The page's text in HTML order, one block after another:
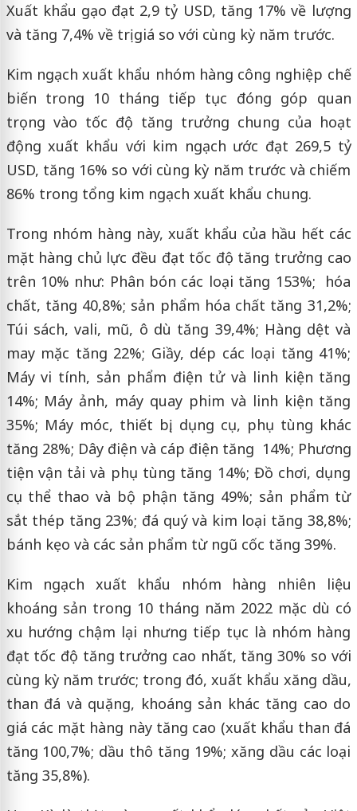
Xuất khẩu gạo đạt 2,9 tỷ USD, tăng 17% về lượng
và tăng 7,4% về trị giá so với cùng kỳ năm trước.
Kim ngạch xuất khẩu nhóm hàng công nghiệp chế
biến trong 10 tháng tiếp tục đóng góp quan
trọng vào tốc độ tăng trưởng chung của hoạt
động xuất khẩu với kim ngạch ước đạt 269,5 tỷ
USD, tăng 16% so với cùng kỳ năm trước và chiếm
86% trong tổng kim ngạch xuất khẩu chung.
Trong nhóm hàng này, xuất khẩu của hầu hết các
mặt hàng chủ lực đều đạt tốc độ tăng trưởng cao
trên 10% như: Phân bón các loại tăng 153%; hóa
chất, tăng 40,8%; sản phẩm hóa chất tăng 31,2%;
Túi sách, vali, mũ, ô dù tăng 39,4%; Hàng dệt và
may mặc tăng 22%; Giầy, dép các loại tăng 41%;
Máy vi tính, sản phẩm điện tử và linh kiện tăng
14%; Máy ảnh, máy quay phim và linh kiện tăng
35%; Máy móc, thiết bị, dụng cụ, phụ tùng khác
tăng 28%; Dây điện và cáp điện tăng 14%; Phương
tiện vận tải và phụ tùng tăng 14%; Đồ chơi, dụng
cụ thể thao và bộ phận tăng 49%; sản phẩm từ
sắt thép tăng 23%; đá quý và kim loại tăng 38,8%;
bánh kẹo và các sản phẩm từ ngũ cốc tăng 39%.
Kim ngạch xuất khẩu nhóm hàng nhiên liệu
khoáng sản trong 10 tháng năm 2022 mặc dù có
xu hướng chậm lại nhưng tiếp tục là nhóm hàng
đạt tốc độ tăng trưởng cao nhất, tăng 30% so với
cùng kỳ năm trước; trong đó, xuất khẩu xăng dầu,
than đá và quặng, khoáng sản khác tăng cao do
giá các mặt hàng này tăng cao (xuất khẩu than đá
tăng 100,7%; dầu thô tăng 19%; xăng dầu các loại
tăng 35,8%).